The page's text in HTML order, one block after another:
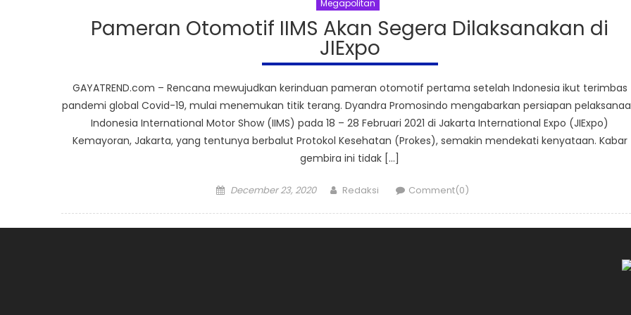
Megapolitan
Pameran Otomotif IIMS Akan Segera Dilaksanakan di
JIExpo
GAYATREND.com – Rencana mewujudkan kerinduan pameran otomotif pertama setelah Indonesia ikut terimbas
pandemi global Covid-19, mulai menemukan titik terang. Dyandra Promosindo mengabarkan persiapan
Indonesia International Motor Show (IIMS) pada 18 – 28 Februari 2021 di Jakarta International Expo (JIExpo)
Kemayoran, Jakarta, yang tentunya berbalut Protokol Kesehatan (Prokes), semakin mendekati kenyataan. Kabar
gembira ini tidak […]
Posted
December 23, 2020 Author
Redaksi Comment(0)